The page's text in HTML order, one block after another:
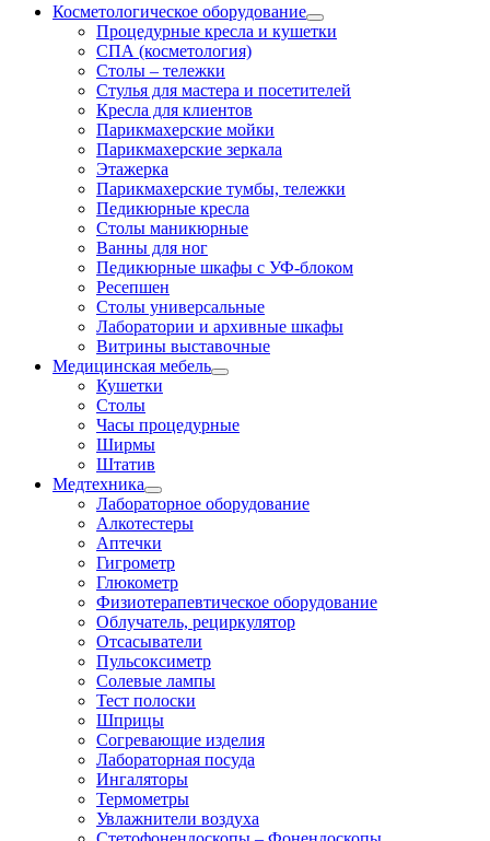
Косметологическое оборудование
Процедурные кресла и кушетки
СПА (косметология)
Столы – тележки
Стулья для мастера и посетителей
Кресла для клиентов
Парикмахерские мойки
Парикмахерские зеркала
Этажерка
Парикмахерские тумбы, тележки
Педикюрные кресла
Столы маникюрные
Ванны для ног
Педикюрные шкафы с УФ-блоком
Ресепшен
Столы универсальные
Лаборатории и архивные шкафы
Витрины выставочные
Медицинская мебель
Кушетки
Столы
Часы процедурные
Ширмы
Штатив
Медтехника
Лабораторное оборудование
Алкотестеры
Аптечки
Гигрометр
Глюкометр
Физиотерапевтическое оборудование
Облучатель, рециркулятор
Отсасыватели
Пульсоксиметр
Солевые лампы
Тест полоски
Шприцы
Согревающие изделия
Лабораторная посуда
Ингаляторы
Термометры
Увлажнители воздуха